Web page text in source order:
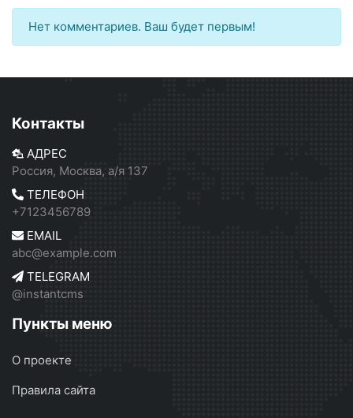
Нет комментариев. Ваш будет первым!
Контакты
АДРЕС
Россия, Москва, а/я 137
ТЕЛЕФОН
+7123456789
EMAIL
abc@example.com
TELEGRAM
@instantcms
Пункты меню
О проекте
Правила сайта